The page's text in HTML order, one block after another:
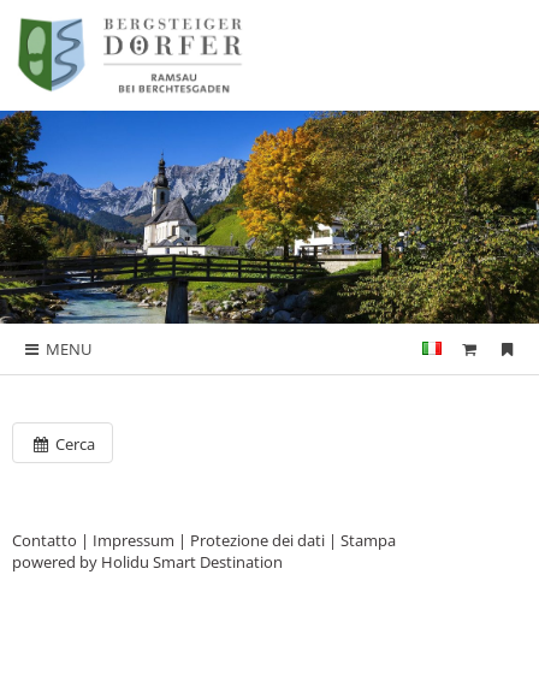
MENU
Cerca
Contatto | Impressum | Protezione dei dati | Stampa
powered by Holidu Smart Destination